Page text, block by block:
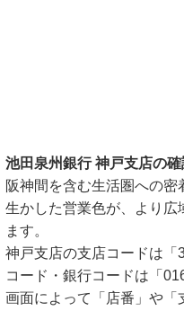
池田泉州銀行 神戸支店の確
阪神間を含む生活圏への
生かした営業色が、より広
ます。
神戸支店の支店コードは「
コード・銀行コードは「
画面によって「店番」や「